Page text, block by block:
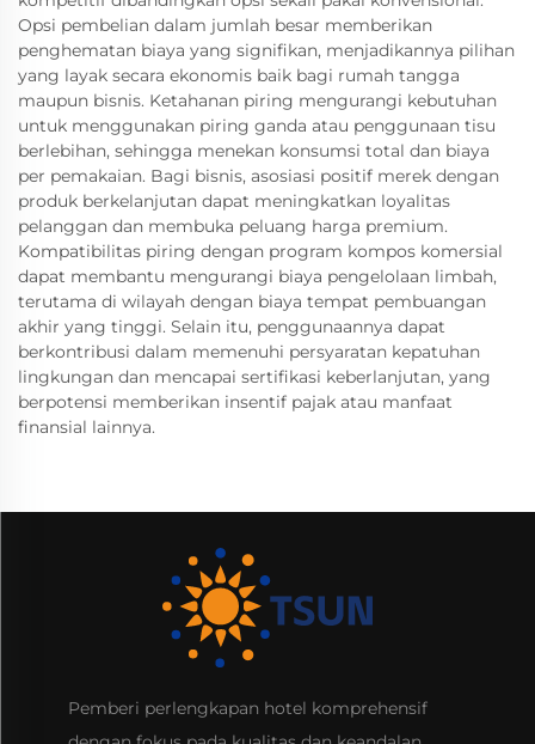
Opsi pembelian dalam jumlah besar memberikan
penghematan biaya yang signifikan, menjadikannya pilihan
yang layak secara ekonomis baik bagi rumah tangga
maupun bisnis. Ketahanan piring mengurangi kebutuhan
untuk menggunakan piring ganda atau penggunaan tisu
berlebihan, sehingga menekan konsumsi total dan biaya
per pemakaian. Bagi bisnis, asosiasi positif merek dengan
produk berkelanjutan dapat meningkatkan loyalitas
pelanggan dan membuka peluang harga premium.
Kompatibilitas piring dengan program kompos komersial
dapat membantu mengurangi biaya pengelolaan limbah,
terutama di wilayah dengan biaya tempat pembuangan
akhir yang tinggi. Selain itu, penggunaannya dapat
berkontribusi dalam memenuhi persyaratan kepatuhan
lingkungan dan mencapai sertifikasi keberlanjutan, yang
berpotensi memberikan insentif pajak atau manfaat
finansial lainnya.
Pemberi perlengkapan hotel komprehensif